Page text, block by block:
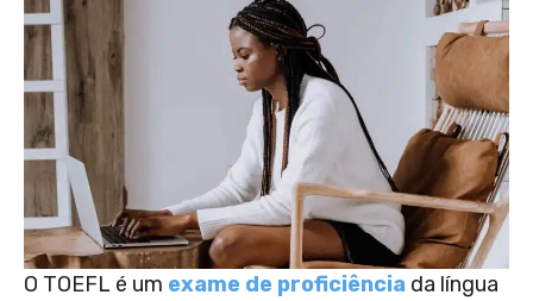
O TOEFL é um exame de proficiência da língua